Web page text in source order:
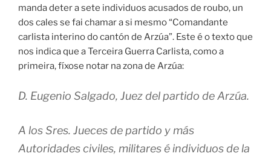
manda deter a sete individuos acusados de roubo, un
dos cales se fai chamar a si mesmo “Comandante
carlista interino do cantón de Arzúa”. Este é o texto que
nos indica que a Terceira Guerra Carlista, como a
primeira, fíxose notar na zona de Arzúa:
D. Eugenio Salgado, Juez del partido de Arzúa.
A los Sres. Jueces de partido y más
Autoridades civiles, militares é individuos de la